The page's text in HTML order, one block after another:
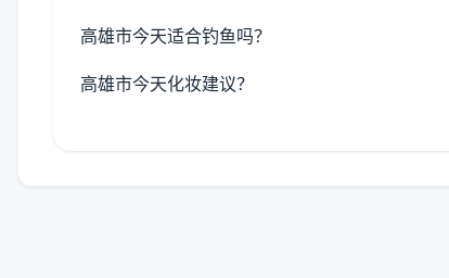
高雄市今天适合钓鱼吗？
高雄市今天化妆建议？